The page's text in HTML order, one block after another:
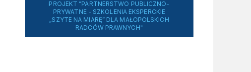
PROJEKT ”PARTNERSTWO PUBLICZNO-
PRYWATNE - SZKOLENIA EKSPERCKIE
„SZYTE NA MIARĘ” DLA MAŁOPOLSKICH
RADCÓW PRAWNYCH"